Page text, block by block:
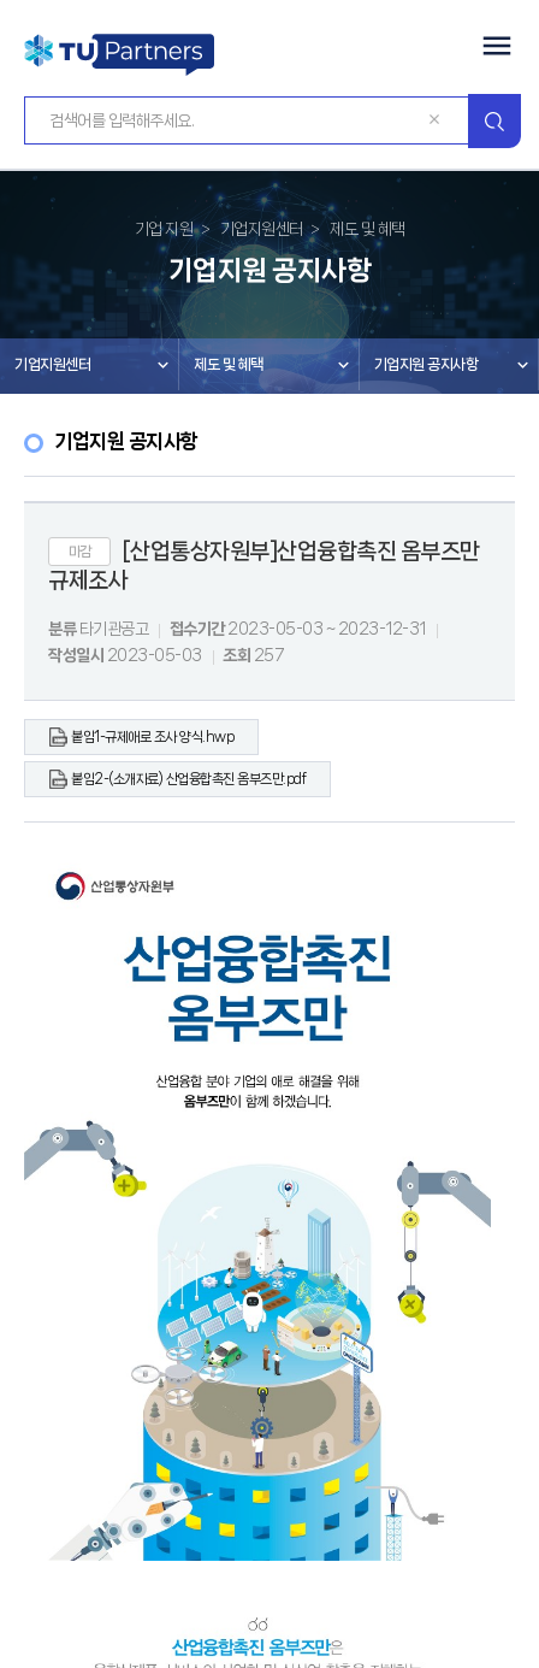
기업 지원 기업지원센터 제도 및 혜택
기업지원 공지사항
기업지원센터 제도 및 혜택 기업지원 공지사항
기업지원 공지사항
마감
[산업통상자원부]산업융합촉진 옴부즈만
규제조사
분류타기관공고 접수기간2023-05-03 ~ 2023-12-31
작성일시 2023-05-03 조회 257
붙임1-규제애로 조사 양식.hwp
붙임2-(소개자료) 산업융합촉진 옴부즈만.pdf